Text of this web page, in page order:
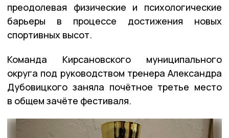
преодолевая физические и психологические
барьеры в процессе достижения новых
спортивных высот.
Команда Кирсановского муниципального
округа под руководством тренера Александра
Дубовицкого заняла почётное третье место
в общем зачёте фестиваля.